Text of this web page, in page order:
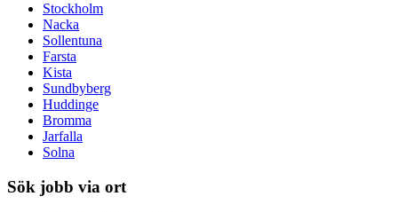
Stockholm
Nacka
Sollentuna
Farsta
Kista
Sundbyberg
Huddinge
Bromma
Jarfalla
Solna
Sök jobb via ort